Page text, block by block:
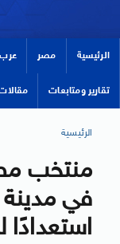
الرئيسية مصر عرب
تقارير ومتابعات
الرئيسية
منتخب
في مدينة
استعدادًا